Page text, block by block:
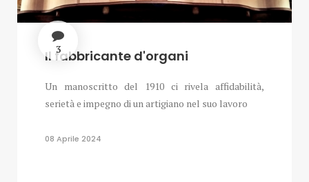
3
Il fabbricante d'organi
Un manoscritto del 1910 ci rivela affidabilità,
serietà e impegno di un artigiano nel suo lavoro
08 Aprile 2024